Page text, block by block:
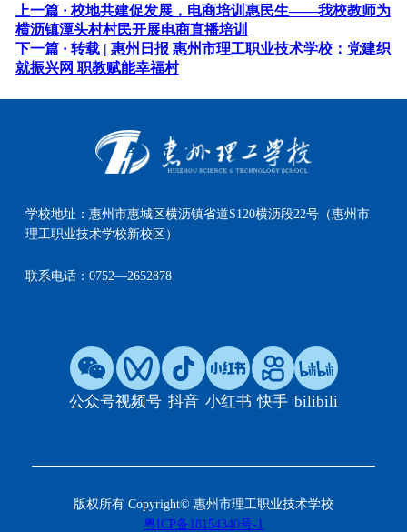
上一篇 · 校地共建促发展，电商培训惠民生——我校教师为
横沥镇潭头村村民开展电商直播培训
下一篇 · 转载 | 惠州日报 惠州市理工职业技术学校：党建织
就振兴网 职教赋能幸福村
学校地址：惠州市惠城区横沥镇省道S120横沥段22号（惠州市
理工职业技术学校新校区）
联系电话：0752—2652878
公众号视频号 抖音 小红书 快手 bilibili
版权所有 Copyright© 惠州市理工职业技术学校
粤ICP备18154340号-1